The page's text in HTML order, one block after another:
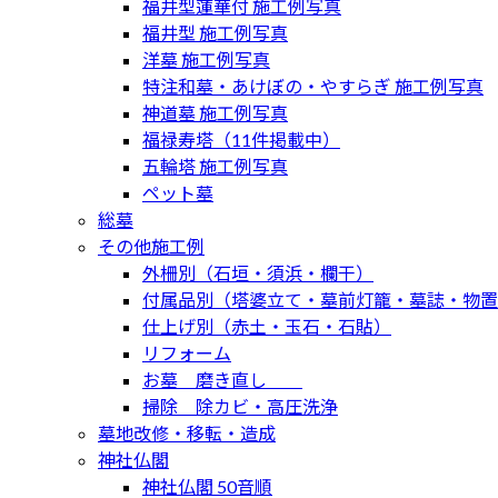
福井型蓮華付 施工例写真
福井型 施工例写真
洋墓 施工例写真
特注和墓・あけぼの・やすらぎ 施工例写真
神道墓 施工例写真
福禄寿塔（11件掲載中）
五輪塔 施工例写真
ペット墓
総墓
その他施工例
外柵別（石垣・須浜・欄干）
付属品別（塔婆立て・墓前灯籠・墓誌・物置
仕上げ別（赤土・玉石・石貼）
リフォーム
お墓 磨き直し
掃除 除カビ・高圧洗浄
墓地改修・移転・造成
神社仏閣
神社仏閣 50音順